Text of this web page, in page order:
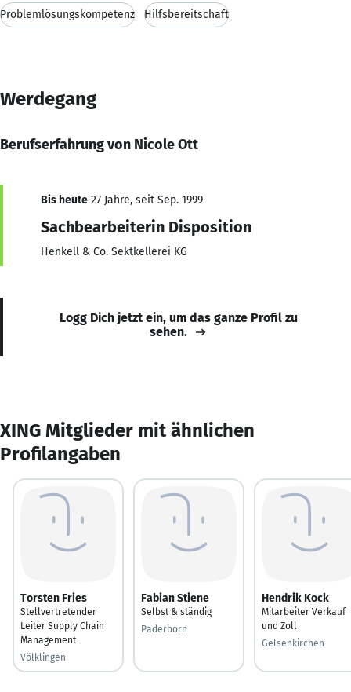
Problemlösungskompetenz Hilfsbereitschaft
Werdegang
Berufserfahrung von Nicole Ott
Bis heute 27 Jahre, seit Sep. 1999
Sachbearbeiterin Disposition
Henkell & Co. Sektkellerei KG
Logg Dich jetzt ein, um das ganze Profil zu
sehen.
XING Mitglieder mit ähnlichen
Profilangaben
Torsten Fries
Stellvertretender
Leiter Supply Chain
Management
Völklingen
Fabian Stiene
Selbst & ständig
Paderborn
Hendrik Kock
Mitarbeiter Verkauf
und Zoll
Gelsenkirchen